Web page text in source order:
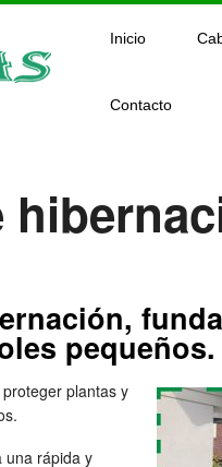
Inicio
Contacto
pequeños.
plantas y
una rápida y